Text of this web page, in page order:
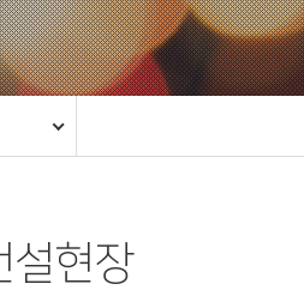
PrevNext
설현장